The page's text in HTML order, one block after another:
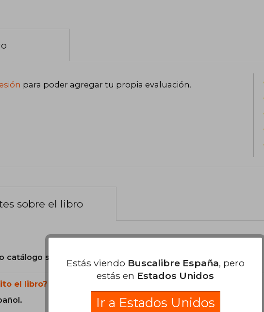
para poder agregar tu propia evaluación.
sobre el libro
catálogo son Originales.
el libro?
Estás viendo Buscalibre España, pero
estás en Estados Unidos
Ir a Estados Unidos